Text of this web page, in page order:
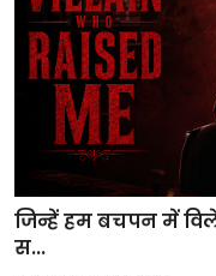
जिन्हें हम बचपन में
स...